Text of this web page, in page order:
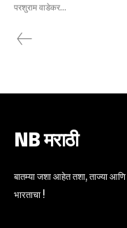
परशुराम वाडेकर...
NB मराठी
बातम्या जशा आहेत तशा, ताज्या
भारताचा !